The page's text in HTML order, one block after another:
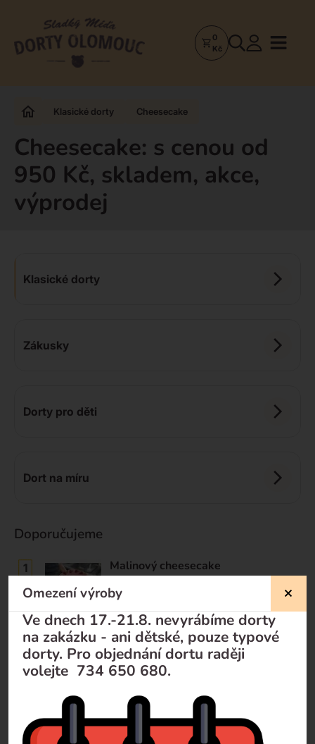
Dorty
dorty
poctivá
cukrárna
0
Kč
Klasické dorty Cheesecake
Cheesecake: s cenou od
950 Kč, skladem, akce,
výprodej
Klasické dorty
Zákusky
Dorty pro děti
Dort na míru
Doporučujeme
Malinový cheesecake
990Kč
Toffifee cheesecake
Dodání do 3 pracovních dnů
Doporučujeme Od nejlevnějšího Od nejdražšího
Omezení výroby
Ve dnech 17.-21.8. nevyrábíme dorty
na zakázku - ani dětské, pouze typové
dorty. Pro objednání dortu raději
volejte 734 650 680.